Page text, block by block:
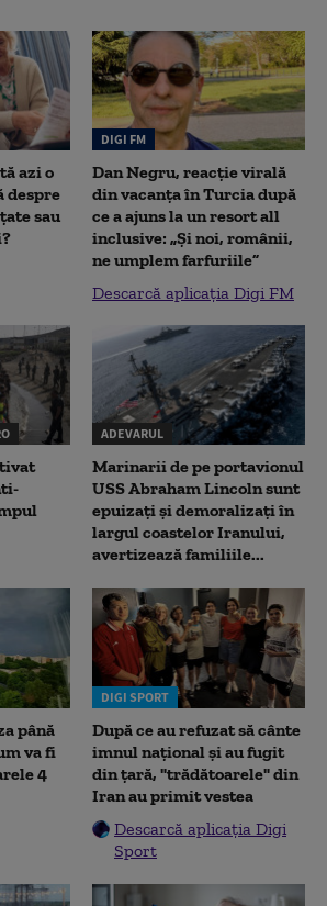
azi o
despre
sau
DIGI FM
Dan Negru, reacție virală
din vacanța în Turcia după
ce a ajuns la un resort all
inclusive: „Și noi, românii,
ne umplem farfuriile”
Descarcă aplicația Digi FM
ADEVARUL
Marinarii de pe portavionul
USS Abraham Lincoln sunt
epuizați și demoralizați în
largul coastelor Iranului,
avertizează familiile...
până
va fi
4
DIGI SPORT
După ce au refuzat să cânte
imnul naţional şi au fugit
din ţară, "trădătoarele" din
Iran au primit vestea
Descarcă aplicația Digi
Sport